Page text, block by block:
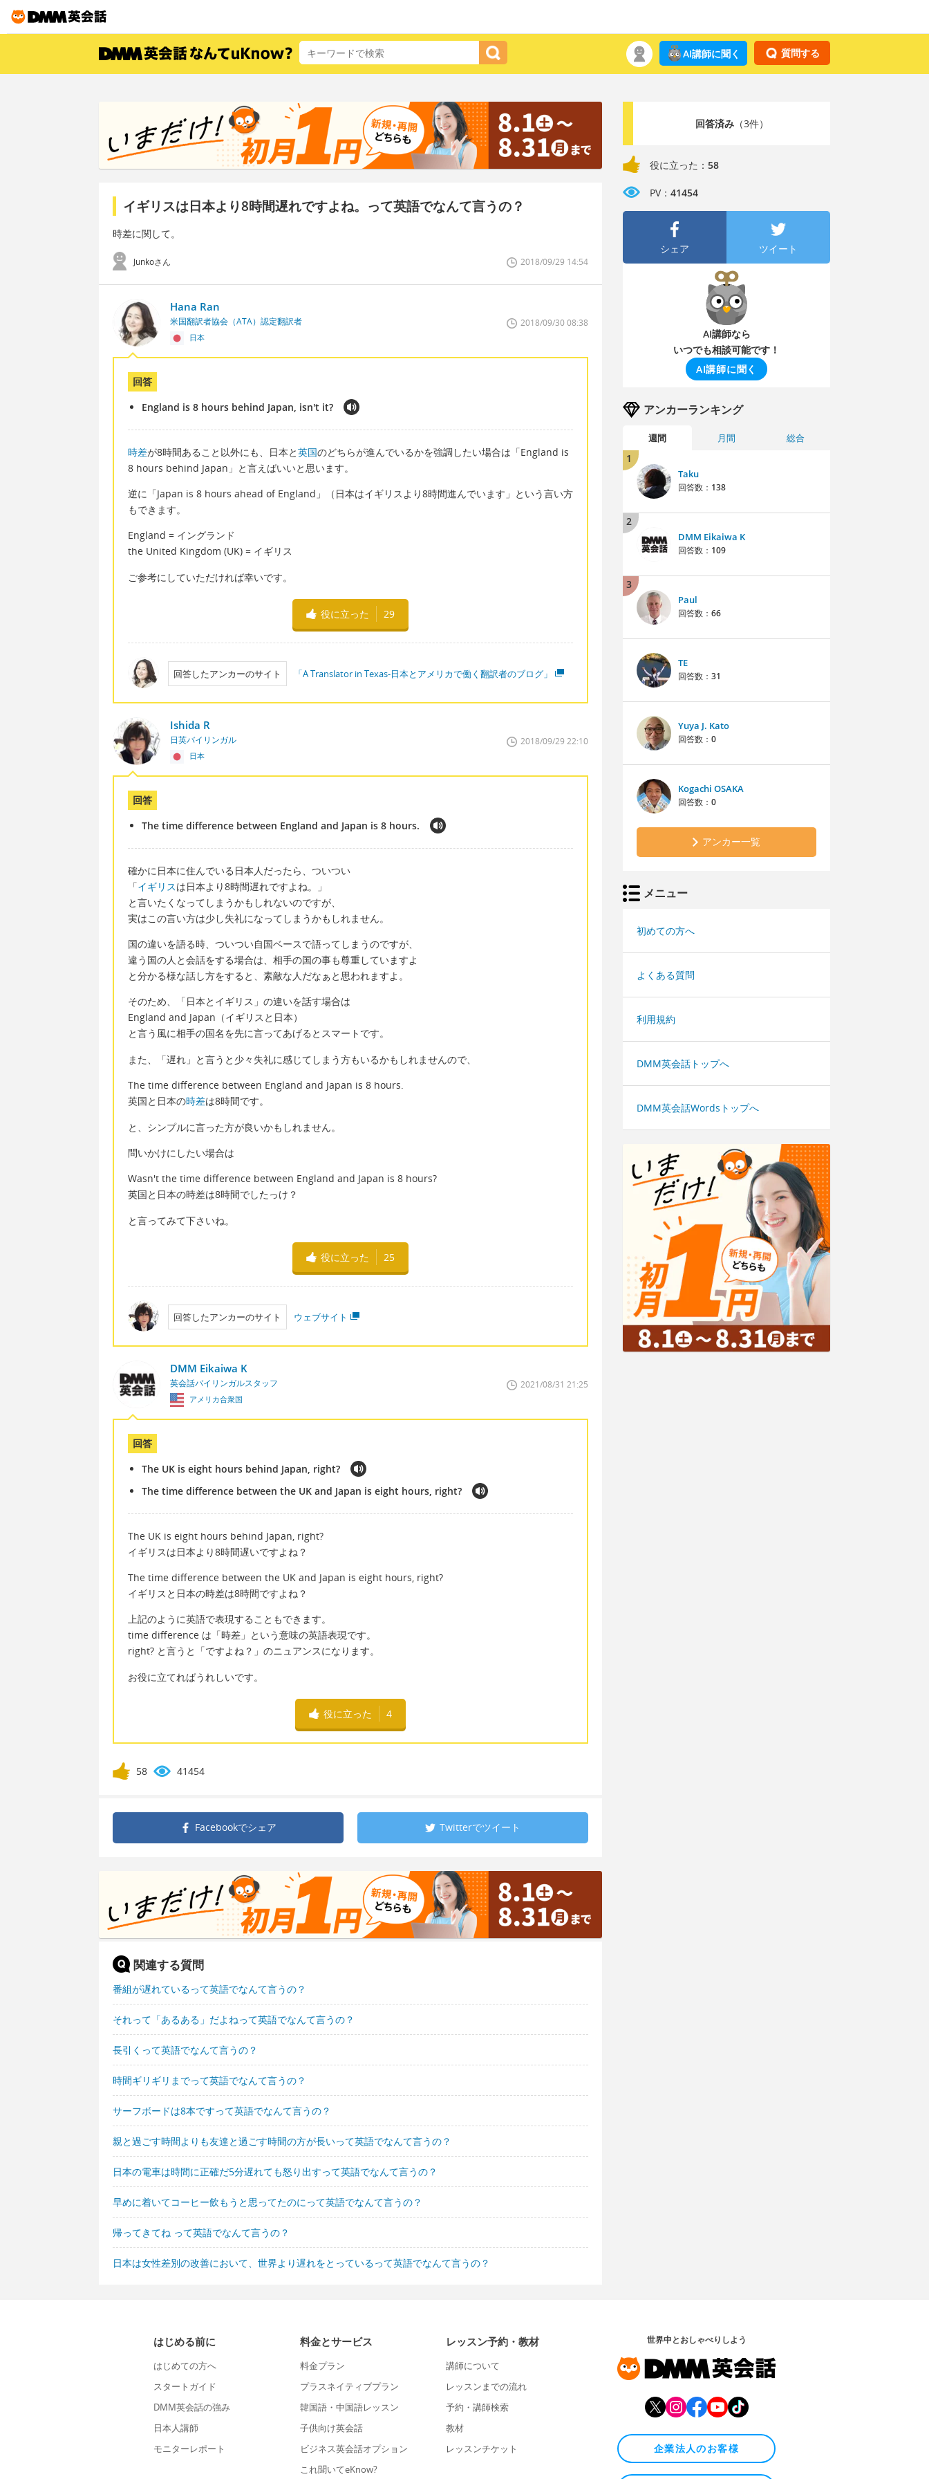
質問する
AI講師に聞く
イギリスは日本より8時間遅れですよね。って英語でなんて言うの？
時差に関して。
Junkoさん 2018/09/29 14:54
Hana Ran
米国翻訳者協会（ATA）認定翻訳者
日本
2018/09/30 08:38
回答
England is 8 hours behind Japan, isn't it?
時差が8時間あること以外にも、日本と英国のどちらが進んでいるかを強調したい場合は「England is
8 hours behind Japan」と言えばいいと思います。
逆に「Japan is 8 hours ahead of England」（日本はイギリスより8時間進んでいます」という言い方
もできます。
England = イングランド
the United Kingdom (UK) = イギリス
ご参考にしていただければ幸いです。
役に立った 29
回答したアンカーのサイト 「A Translator in Texas-日本とアメリカで働く翻訳者のブログ」
Ishida R
日英バイリンガル
日本
2018/09/29 22:10
回答
The time difference between England and Japan is 8 hours.
確かに日本に住んでいる日本人だったら、ついつい
「イギリスは日本より8時間遅れですよね。」
と言いたくなってしまうかもしれないのですが、
実はこの言い方は少し失礼になってしまうかもしれません。
国の違いを語る時、ついつい自国ベースで語ってしまうのですが、
違う国の人と会話をする場合は、相手の国の事も尊重していますよ
と分かる様な話し方をすると、素敵な人だなぁと思われますよ。
そのため、「日本とイギリス」の違いを話す場合は
England and Japan（イギリスと日本）
と言う風に相手の国名を先に言ってあげるとスマートです。
また、「遅れ」と言うと少々失礼に感じてしまう方もいるかもしれませんので、
The time difference between England and Japan is 8 hours.
英国と日本の時差は8時間です。
と、シンプルに言った方が良いかもしれません。
問いかけにしたい場合は
Wasn't the time difference between England and Japan is 8 hours?
英国と日本の時差は8時間でしたっけ？
と言ってみて下さいね。
役に立った 25
回答したアンカーのサイト ウェブサイト
DMM Eikaiwa K
英会話バイリンガルスタッフ
アメリカ合衆国
2021/08/31 21:25
回答
The UK is eight hours behind Japan, right?
The time difference between the UK and Japan is eight hours, right?
The UK is eight hours behind Japan, right?
イギリスは日本より8時間遅いですよね？
The time difference between the UK and Japan is eight hours, right?
イギリスと日本の時差は8時間ですよね？
上記のように英語で表現することもできます。
time difference は「時差」という意味の英語表現です。
right? と言うと「ですよね？」のニュアンスになります。
お役に立てればうれしいです。
役に立った 4
58 41454
Facebookでシェア Twitterでツイート
関連する質問
番組が遅れているって英語でなんて言うの？
それって「あるある」だよねって英語でなんて言うの？
長引くって英語でなんて言うの？
時間ギリギリまでって英語でなんて言うの？
サーフボードは8本ですって英語でなんて言うの？
親と過ごす時間よりも友達と過ごす時間の方が長いって英語でなんて言うの？
日本の電車は時間に正確だ5分遅れても怒り出すって英語でなんて言うの？
早めに着いてコーヒー飲もうと思ってたのにって英語でなんて言うの？
帰ってきてね って英語でなんて言うの？
日本は女性差別の改善において、世界より遅れをとっているって英語でなんて言うの？
回答済み（3件）
役に立った： 58
PV： 41454
シェア ツイート
AI講師なら
いつでも相談可能です！
AI講師に聞く
アンカーランキング
週間 月間 総合
1
Taku
回答数： 138
2
DMM Eikaiwa K
回答数： 109
3
Paul
回答数： 66
TE
回答数： 31
Yuya J. Kato
回答数： 0
Kogachi OSAKA
回答数： 0
アンカー一覧
メニュー
初めての方へ
よくある質問
利用規約
DMM英会話トップへ
DMM英会話Wordsトップへ
はじめる前に
はじめての方へ
スタートガイド
DMM英会話の強み
日本人講師
モニターレポート
料金とサービス
料金プラン
プラスネイティブプラン
韓国語・中国語レッスン
子供向け英会話
ビジネス英会話オプション
これ聞いてeKnow?
レッスン予約・教材
講師について
レッスンまでの流れ
予約・講師検索
教材
レッスンチケット
世界中とおしゃべりしよう
企業法人のお客様